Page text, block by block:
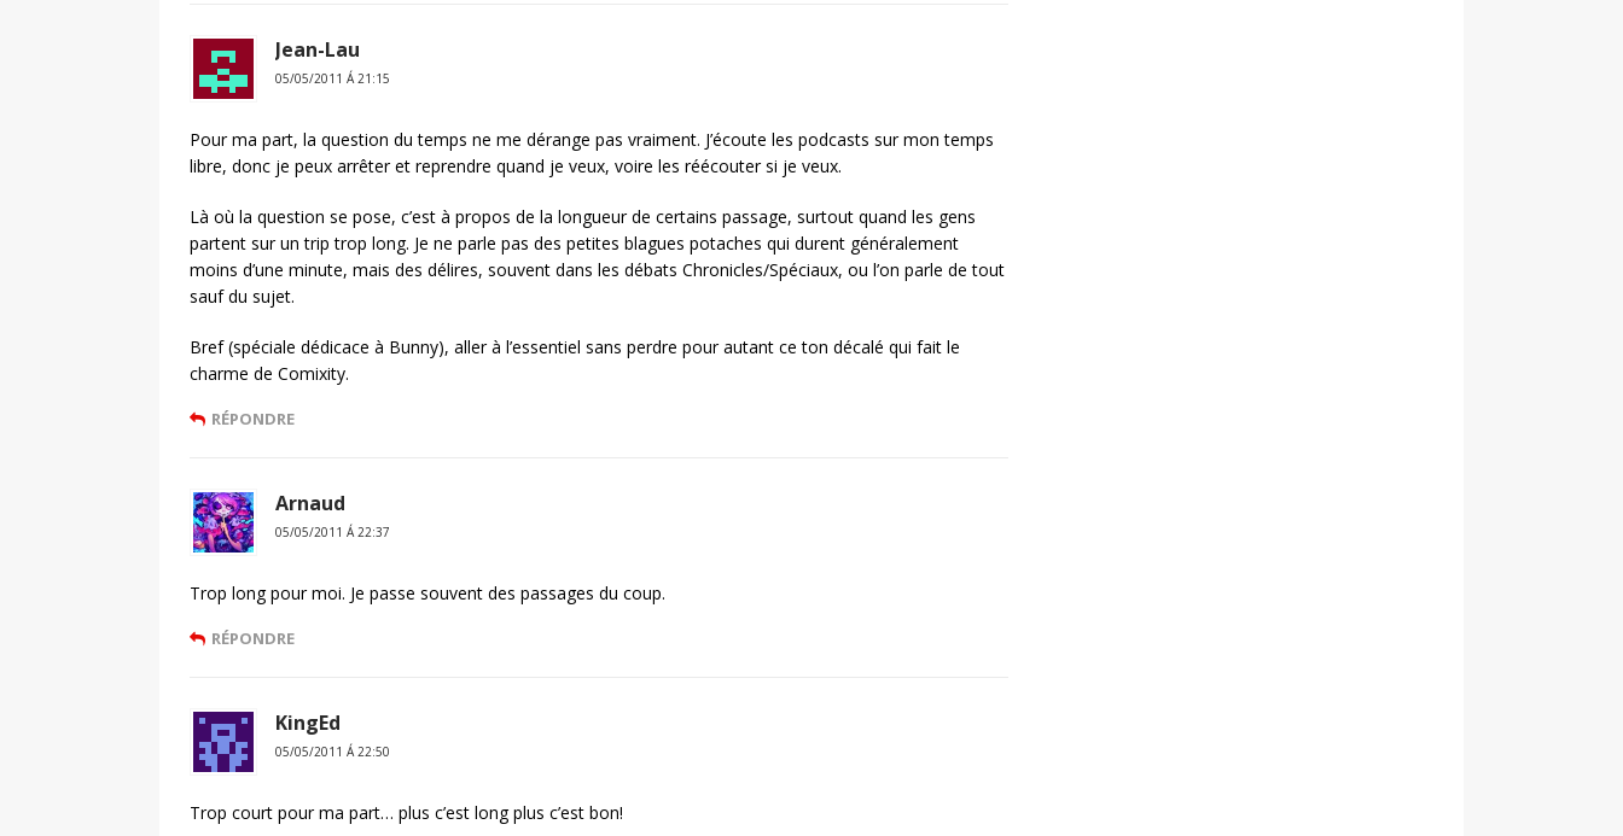
Jean-Lau
05/05/2011 Á 21:15
Pour ma part, la question du temps ne me dérange pas vraiment. J’écoute les podcasts sur mon temps
libre, donc je peux arrêter et reprendre quand je veux, voire les réécouter si je veux.
Là où la question se pose, c’est à propos de la longueur de certains passage, surtout quand les gens
partent sur un trip trop long. Je ne parle pas des petites blagues potaches qui durent généralement
moins d’une minute, mais des délires, souvent dans les débats Chronicles/Spéciaux, ou l’on parle de tout
sauf du sujet.
Bref (spéciale dédicace à Bunny), aller à l’essentiel sans perdre pour autant ce ton décalé qui fait le
charme de Comixity.
RÉPONDRE
Arnaud
05/05/2011 Á 22:37
Trop long pour moi. Je passe souvent des passages du coup.
RÉPONDRE
KingEd
05/05/2011 Á 22:50
Trop court pour ma part… plus c’est long plus c’est bon!